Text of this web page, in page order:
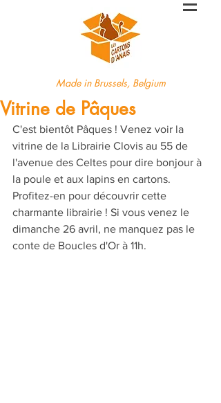
Made in Brussels, Belgium
Vitrine de Pâques
C'est bientôt Pâques ! Venez voir la
vitrine de la Librairie Clovis au 55 de
l'avenue des Celtes pour dire bonjour à
la poule et aux lapins en cartons.
Profitez-en pour découvrir cette
charmante librairie ! Si vous venez le
dimanche 26 avril, ne manquez pas le
conte de Boucles d'Or à 11h.